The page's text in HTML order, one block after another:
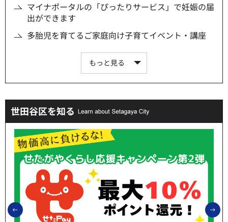
マイナポータルの「ぴったりサービス」で妊娠の届
出ができます
多胎児を育てるご家庭向け子育てイベント・講座
もっと見る
世田谷区を知る
前のスライドを表示